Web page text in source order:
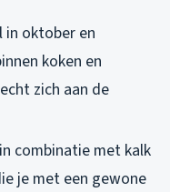
in oktober en
koken en
zich aan de
combinatie met kalk
je met een gewone